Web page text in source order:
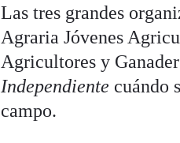
Las tres grandes
Agraria Jóvenes
Agricultores y
Independiente cuándo
campo.